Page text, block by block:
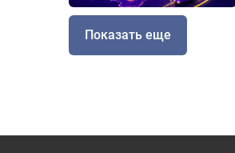
Показать еще